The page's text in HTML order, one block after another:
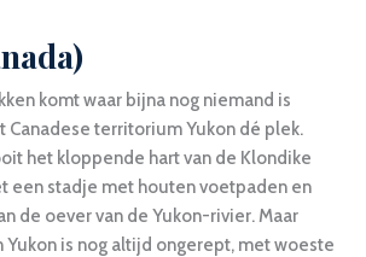
komt waar bijna nog niemand is
Canadese territorium Yukon dé plek.
het kloppende hart van de Klondike
een stadje met houten voetpaden en
de oever van de Yukon-rivier. Maar
Yukon is nog altijd ongerept, met woeste